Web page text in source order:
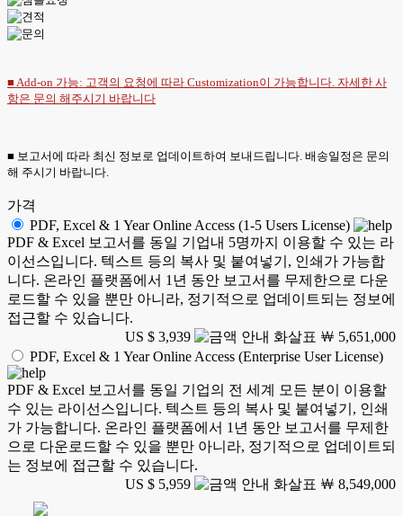
■ Add-on 가능: 고객의 요청에 따라 Customization이 가능합니다. 자세한 사
항은 문의 해주시기 바랍니다
■ 보고서에 따라 최신 정보로 업데이트하여 보내드립니다. 배송일정은 문의
해 주시기 바랍니다.
가격
PDF, Excel & 1 Year Online Access (1-5 Users License)
PDF & Excel 보고서를 동일 기업내 5명까지 이용할 수 있는 라
이선스입니다. 텍스트 등의 복사 및 붙여넣기, 인쇄가 가능합
니다. 온라인 플랫폼에서 1년 동안 보고서를 무제한으로 다운
로드할 수 있을 뿐만 아니라, 정기적으로 업데이트되는 정보에
접근할 수 있습니다.
US $ 3,939
￦ 5,651,000
PDF, Excel & 1 Year Online Access (Enterprise User License)
PDF & Excel 보고서를 동일 기업의 전 세계 모든 분이 이용할
수 있는 라이선스입니다. 텍스트 등의 복사 및 붙여넣기, 인쇄
가 가능합니다. 온라인 플랫폼에서 1년 동안 보고서를 무제한
으로 다운로드할 수 있을 뿐만 아니라, 정기적으로 업데이트되
는 정보에 접근할 수 있습니다.
US $ 5,959
￦ 8,549,000